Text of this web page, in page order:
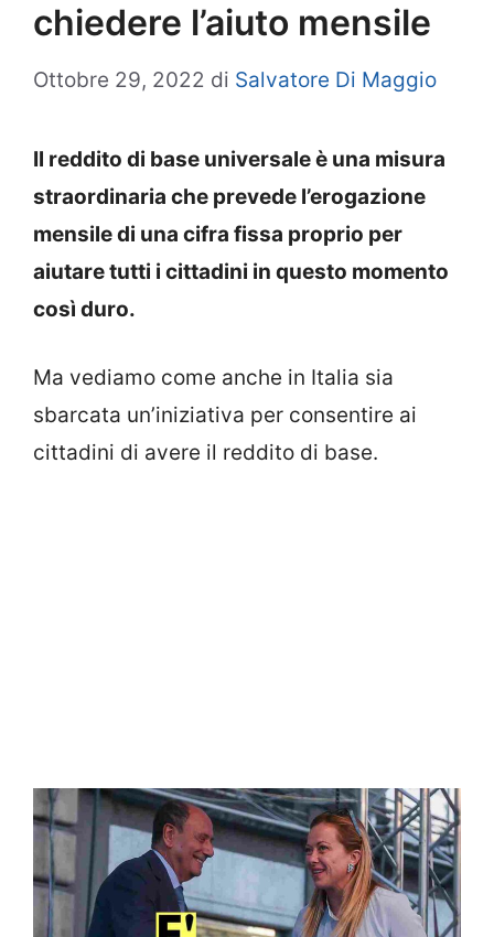
chiedere l’aiuto mensile
Ottobre 29, 2022 di Salvatore Di Maggio
Il reddito di base universale è una misura
straordinaria che prevede l’erogazione
mensile di una cifra fissa proprio per
aiutare tutti i cittadini in questo momento
così duro.
Ma vediamo come anche in Italia sia
sbarcata un’iniziativa per consentire ai
cittadini di avere il reddito di base.